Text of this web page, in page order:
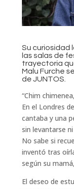
Su curiosidad
las salas de
trayectoria
Malu Furche
de JUNTOS.
“Chim
En el Londres de
cantaba y una
sin levantarse
No sabe si
inventó tras
según su
El deseo de